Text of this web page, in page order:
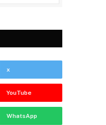
x
YouTube
WhatsApp